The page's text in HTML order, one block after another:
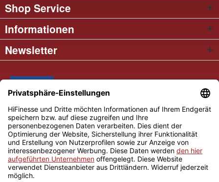
Shop Service
Informationen
Newsletter
* Alle Preise inkl. gesetzl. Mehrwertsteuer
Cookie settings Händler-Login
Über uns
Kontakt und Anfahrt
Versand und Zahlungsbedingungen